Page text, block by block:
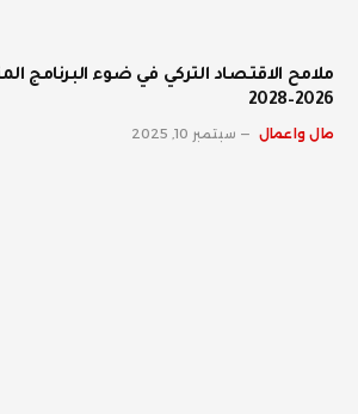
ملامح الاقتصاد التركي في ضوء البرنامج
2026–2028
مال واعمال سبتمبر 10, 2025